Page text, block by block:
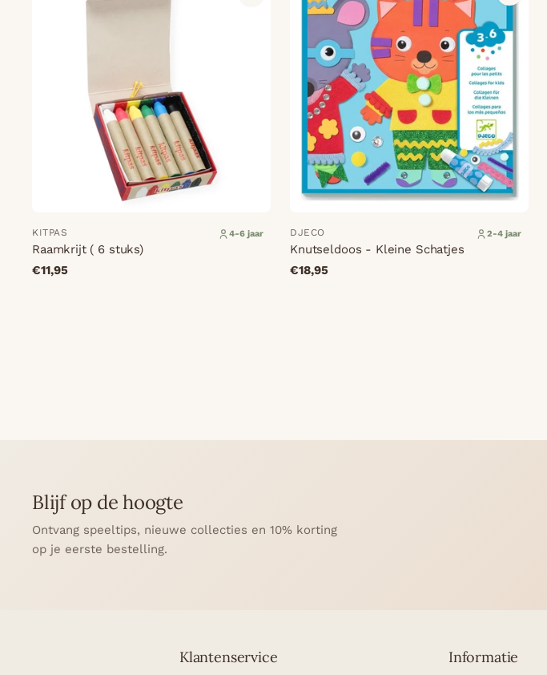
KITPAS 4-6 jaar
Raamkrijt ( 6 stuks)
€11,95
DJECO 2-4 jaar
Knutseldoos - Kleine Schatjes
€18,95
Blijf op de hoogte
Ontvang speeltips, nieuwe collecties en 10% korting
op je eerste bestelling.
Klantenservice Informatie